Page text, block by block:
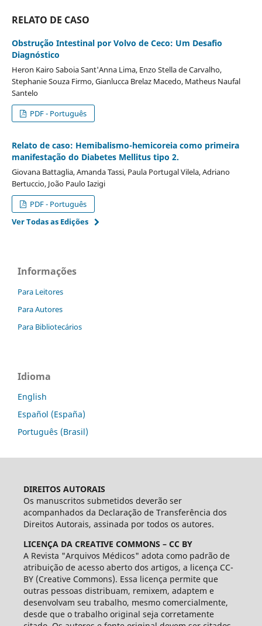
RELATO DE CASO
Obstrução Intestinal por Volvo de Ceco: Um Desafio
Diagnóstico
Heron Kairo Saboia Sant'Anna Lima, Enzo Stella de Carvalho,
Stephanie Souza Firmo, Gianlucca Brelaz Macedo, Matheus Naufal
Santelo
PDF - Português
Relato de caso: Hemibalismo-hemicoreia como primeira
manifestação do Diabetes Mellitus tipo 2.
Giovana Battaglia, Amanda Tassi, Paula Portugal Vilela, Adriano
Bertuccio, João Paulo Iazigi
PDF - Português
Ver Todas as Edições
Informações
Para Leitores
Para Autores
Para Bibliotecários
Idioma
English
Español (España)
Português (Brasil)
DIREITOS AUTORAIS
Os manuscritos submetidos deverão ser
acompanhados da Declaração de Transferência dos
Direitos Autorais, assinada por todos os autores.
LICENÇA DA CREATIVE COMMONS – CC BY
A Revista "Arquivos Médicos" adota como padrão de
atribuição de acesso aberto dos artigos, a licença CC-
BY (Creative Commons). Essa licença permite que
outras pessoas distribuam, remixem, adaptem e
desenvolvam seu trabalho, mesmo comercialmente,
desde que o trabalho original seja corretamente